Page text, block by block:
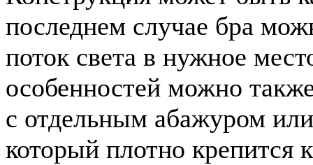
последнем случае бра
поток света в нужное
особенностей можно
с отдельным абажуром
который плотно крепится